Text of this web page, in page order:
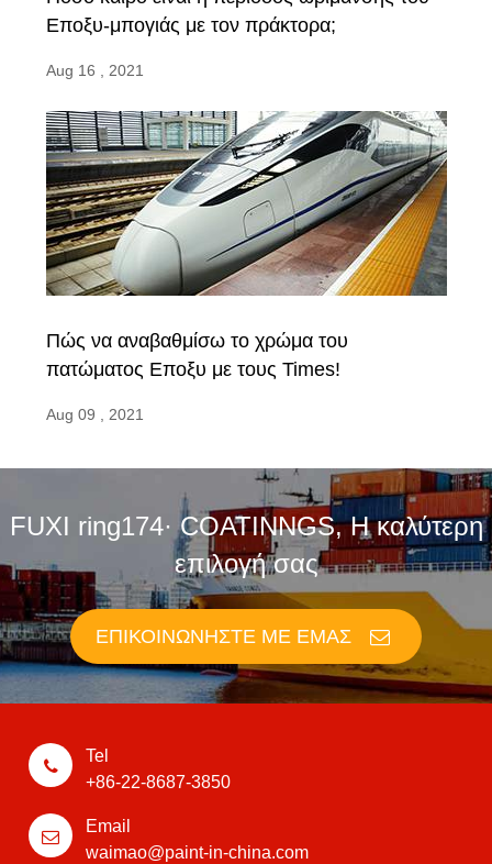
Εποξυ-μπογιάς με τον πράκτορα;
Aug 16 , 2021
Πώς να αναβαθμίσω το χρώμα του
πατώματος Εποξυ με τους Times!
Aug 09 , 2021
FUXI ring174· COATINNGS, Η καλύτερη
επιλογή σας
ΕΠΙΚΟΙΝΩΝΉΣΤΕ ΜΕ ΕΜΆΣ
Tel
+86-22-8687-3850
Email
waimao@paint-in-china.com